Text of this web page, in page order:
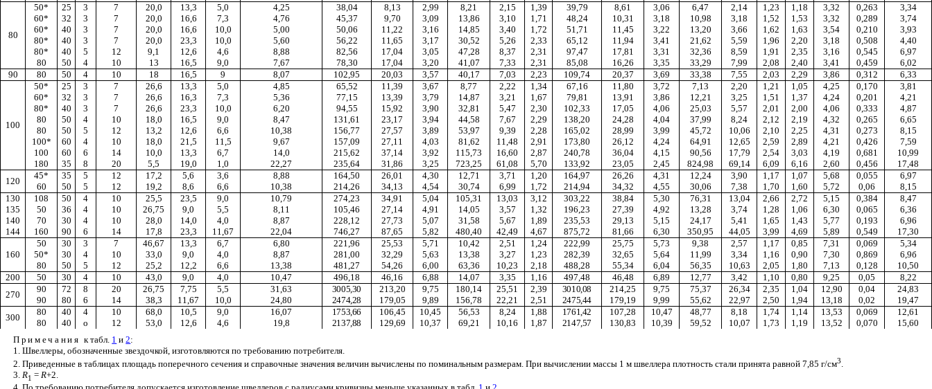
80
50*
60*
60*
80*
80*
80
25
32
40
40
40
50
3
3
3
3
5
4
7
7
7
7
12
10
20,0
20,0
20,0
20,0
9,1
13
13,3
16,6
16,6
23,3
12,6
16,5
5,0
7,3
10,0
10,0
4,6
9,0
4,25
4,76
5,00
5,60
8,88
7,67
38,04
45,37
50,06
56,22
82,56
78,30
8,13
9,70
11,22
11,65
17,04
17,04
2,99
3,09
3,16
3,17
3,05
3,20
8,21
13,86
14,85
30,52
47,28
41,07
2,15
3,10
3,40
5,26
8,37
7,33
1,39
1,71
1,72
2,33
2,31
2,31
39,79
48,24
51,71
65,12
97,47
85,08
8,61
10,31
11,45
11,94
17,81
16,26
3,06
3,18
3,22
3,41
3,31
3,35
6,47
10,98
13,20
21,62
32,36
33,29
2,14
3,18
3,66
5,59
8,59
7,99
1,23
1,52
1,62
1,96
1,91
2,08
1,18
1,53
1,63
2,20
2,35
2,40
3,32
3,32
3,54
3,18
3,16
3,41
0,263
0,289
0,210
0,508
0,545
0,459
3,34
3,74
3,93
4,40
6,97
6,02
90
80 50 4 10 18 16,5 9 8,07 102,95 20,03 3,57 40,17 7,03 2,23 109,74 20,37 3,69 33,38 7,55 2,03 2,29 3,86 0,312 6,33
100
50*
60*
80*
80
80
100*
100
180
25
32
40
50
50
60
60
35
3
3
3
4
5
4
6
8
7
7
7
10
12
10
14
20
26,6
26,6
26,6
18,0
13,2
18,0
10,0
5,5
13,3
16,3
23,3
16,5
12,6
21,5
13,3
19,0
5,0
7,3
10,0
9,0
6,6
11,5
6,7
1,0
4,85
5,36
6,20
8,47
10,38
9,67
14,0
22,27
65,52
77,15
94,55
131,61
156,77
157,09
215,62
235,64
11,39
13,39
15,92
23,17
27,57
27,11
37,14
31,86
3,67
3,79
3,90
3,94
3,89
4,03
3,92
3,25
8,77
14,87
32,81
44,58
53,97
81,62
115,73
723,25
2,22
3,21
5,47
7,67
9,39
11,48
16,60
61,08
1,34
1,67
2,30
2,29
2,28
2,91
2,87
5,70
67,16
79,81
102,33
138,20
165,02
173,80
240,78
133,92
11,80
13,91
17,05
24,28
28,99
26,12
36,04
23,05
3,72
3,86
4,06
4,04
3,99
4,24
4,15
2,45
7,13
12,21
25,03
37,99
45,72
64,91
90,56
824,98
2,20
3,25
5,57
8,24
10,06
12,65
17,79
69,14
1,21
1,51
2,01
2,12
2,10
2,59
2,54
6,09
1,05
1,37
2,00
2,19
2,25
2,89
3,03
6,16
4,25
4,24
4,06
4,32
4,31
4,21
4,19
2,60
0,170
0,201
0,333
0,265
0,273
0,426
0,681
0,456
3,81
4,21
4,87
6,65
8,15
7,59
10,99
17,48
120
45*
60
35
50
5
5
12
12
17,2
19,2
5,6
8,6
3,6
6,6
8,88
10,38
164,50
214,26
26,01
34,13
4,30
4,54
12,71
30,74
3,71
6,99
1,20
1,72
164,97
214,94
26,26
34,32
4,31
4,55
12,24
30,06
3,90
7,38
1,17
1,70
1,07
1,60
5,68
5,72
0,055
0,06
6,97
8,15
130
135
140
144
108
50
70
160
50
36
30
90
4
4
4
6
10
10
10
14
25,5
26,75
28,0
17,8
23,5
9,0
14,0
23,3
9,0
5,5
4,0
11,67
10,79
8,11
8,87
22,04
274,23
105,46
228,12
746,27
34,91
27,14
27,73
87,65
5,04
4,91
5,07
5,82
105,31
14,05
31,58
480,40
13,03
3,57
5,67
42,49
3,12
1,32
1,89
4,67
303,22
196,23
235,53
875,72
38,84
27,39
29,13
81,66
5,30
4,92
5,15
6,30
76,31
13,28
24,17
350,95
13,04
3,74
5,41
44,05
2,66
1,28
1,65
3,99
2,72
1,06
1,43
4,69
5,15
6,30
5,77
5,89
0,384
0,065
0,193
0,549
8,47
6,36
6,96
17,30
160
50
50*
80
30
30
50
3
4
5
7
10
12
46,67
33,0
25,2
13,3
9,0
12,2
6,7
4,0
6,6
6,80
8,87
13,38
221,96
281,00
481,27
25,53
32,29
54,26
5,71
5,63
6,00
10,42
13,38
63,36
2,51
3,27
10,23
1,24
1,23
2,18
222,99
282,39
488,28
25,75
32,65
55,34
5,73
5,64
6,04
9,38
11,99
56,35
2,57
3,34
10,63
1,17
1,16
2,05
0,85
0,90
1,80
7,31
7,30
7,13
0,069
0,869
0,128
5,34
6,9б
10,50
200
50 30 4 10 43,0 9,0 4,0 10,47 496,18 46,16 6,88 14,07 3,35 1,16 497,48 46,48 6,89 12,77 3,42 1,10 0,80 9,25 0,05
8,22
270
90
90
72
80
8
6
20
14
26,75
38,3
7,75
11,67
5,5
10,0
31,63
24,80
3005,30
2474,28
213,20
179,05
9,75
9,89
180,14
156,78
25,51
22,21
2,39
2,51
3010,08
2475,44
214,25
179,19
9,75
9,99
75,37
55,62
26,34
22,97
2,35
2,50
1,04
1,94
12,90
13,18
0,04
0,02
24,83
19,47
300
80
80
40
40
4
о
10
12
68,0
53,0
10,5
12,6
9,0
4,6
16,07
19,8
1753,66
2137,88
106,45
129,69
10,45
10,37
56,53
69,21
8,24
10,16
1,88
1,87
1761,42
2147,57
107,28
130,83
10,47
10,39
48,77
59,52
8,18
10,07
1,74
1,73
1,14
1,19
13,53
13,52
0,069
0,070
12,61
15,60
Примечанияк табл. 1 и2:
1. Швеллеры, обозначенные звездочкой, изготовляются по требованию потребителя.
2. Приведенные в таблицах площадь поперечного сечения и справочные значения величин вычислены по поминальным размерам. При вычислении массы 1 м швеллера плотность стали принята равной 7,85 г/см3.
3. R1 = R+2.